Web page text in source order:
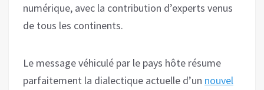
numérique, avec la contribution d’experts venus
de tous les continents.
Le message véhiculé par le pays hôte résume
parfaitement la dialectique actuelle d’un nouvel